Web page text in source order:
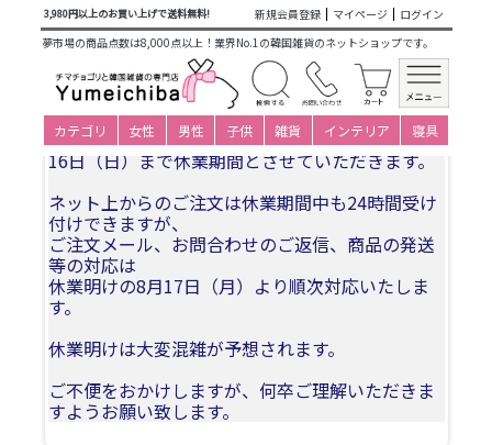
3,980円以上のお買い上げで送料無料! 新規会員登録 マイページ
ログイン
夢市場の商品点数は8,000点以上！業界No.1の韓国雑貨のネットショップです。
カテゴリ 女性 男性 子供 雑貨 インテリア 寝具
商品カテゴリ一覧>韓国雑貨 日用品・文房具> 韓国結婚式
招待状 (幸せ蝶) 10枚1セット
夏季休業についてお知らせ
誠に勝手ながら、2026年8月11日(火)〜2026年8月
16日（日）まで休業期間とさせていただきます。
ネット上からのご注文は休業期間中も24時間受け
付けできますが、
ご注文メール、お問合わせのご返信、商品の発送
等の対応は
休業明けの8月17日（月）より順次対応いたしま
す。
休業明けは大変混雑が予想されます。
ご不便をおかけしますが、何卒ご理解いただきま
すようお願い致します。